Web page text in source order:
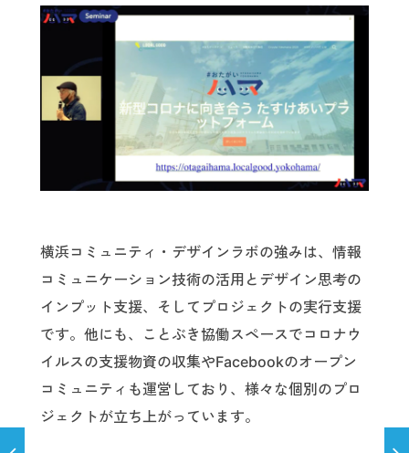
横浜コミュニティ・デザインラボの強みは、情報
コミュニケーション技術の活用とデザイン思考の
インプット支援、そしてプロジェクトの実行支援
です。他にも、ことぶき協働スペースでコロナウ
イルスの支援物資の収集やFacebookのオープン
コミュニティも運営しており、様々な個別のプロ
ジェクトが立ち上がっています。